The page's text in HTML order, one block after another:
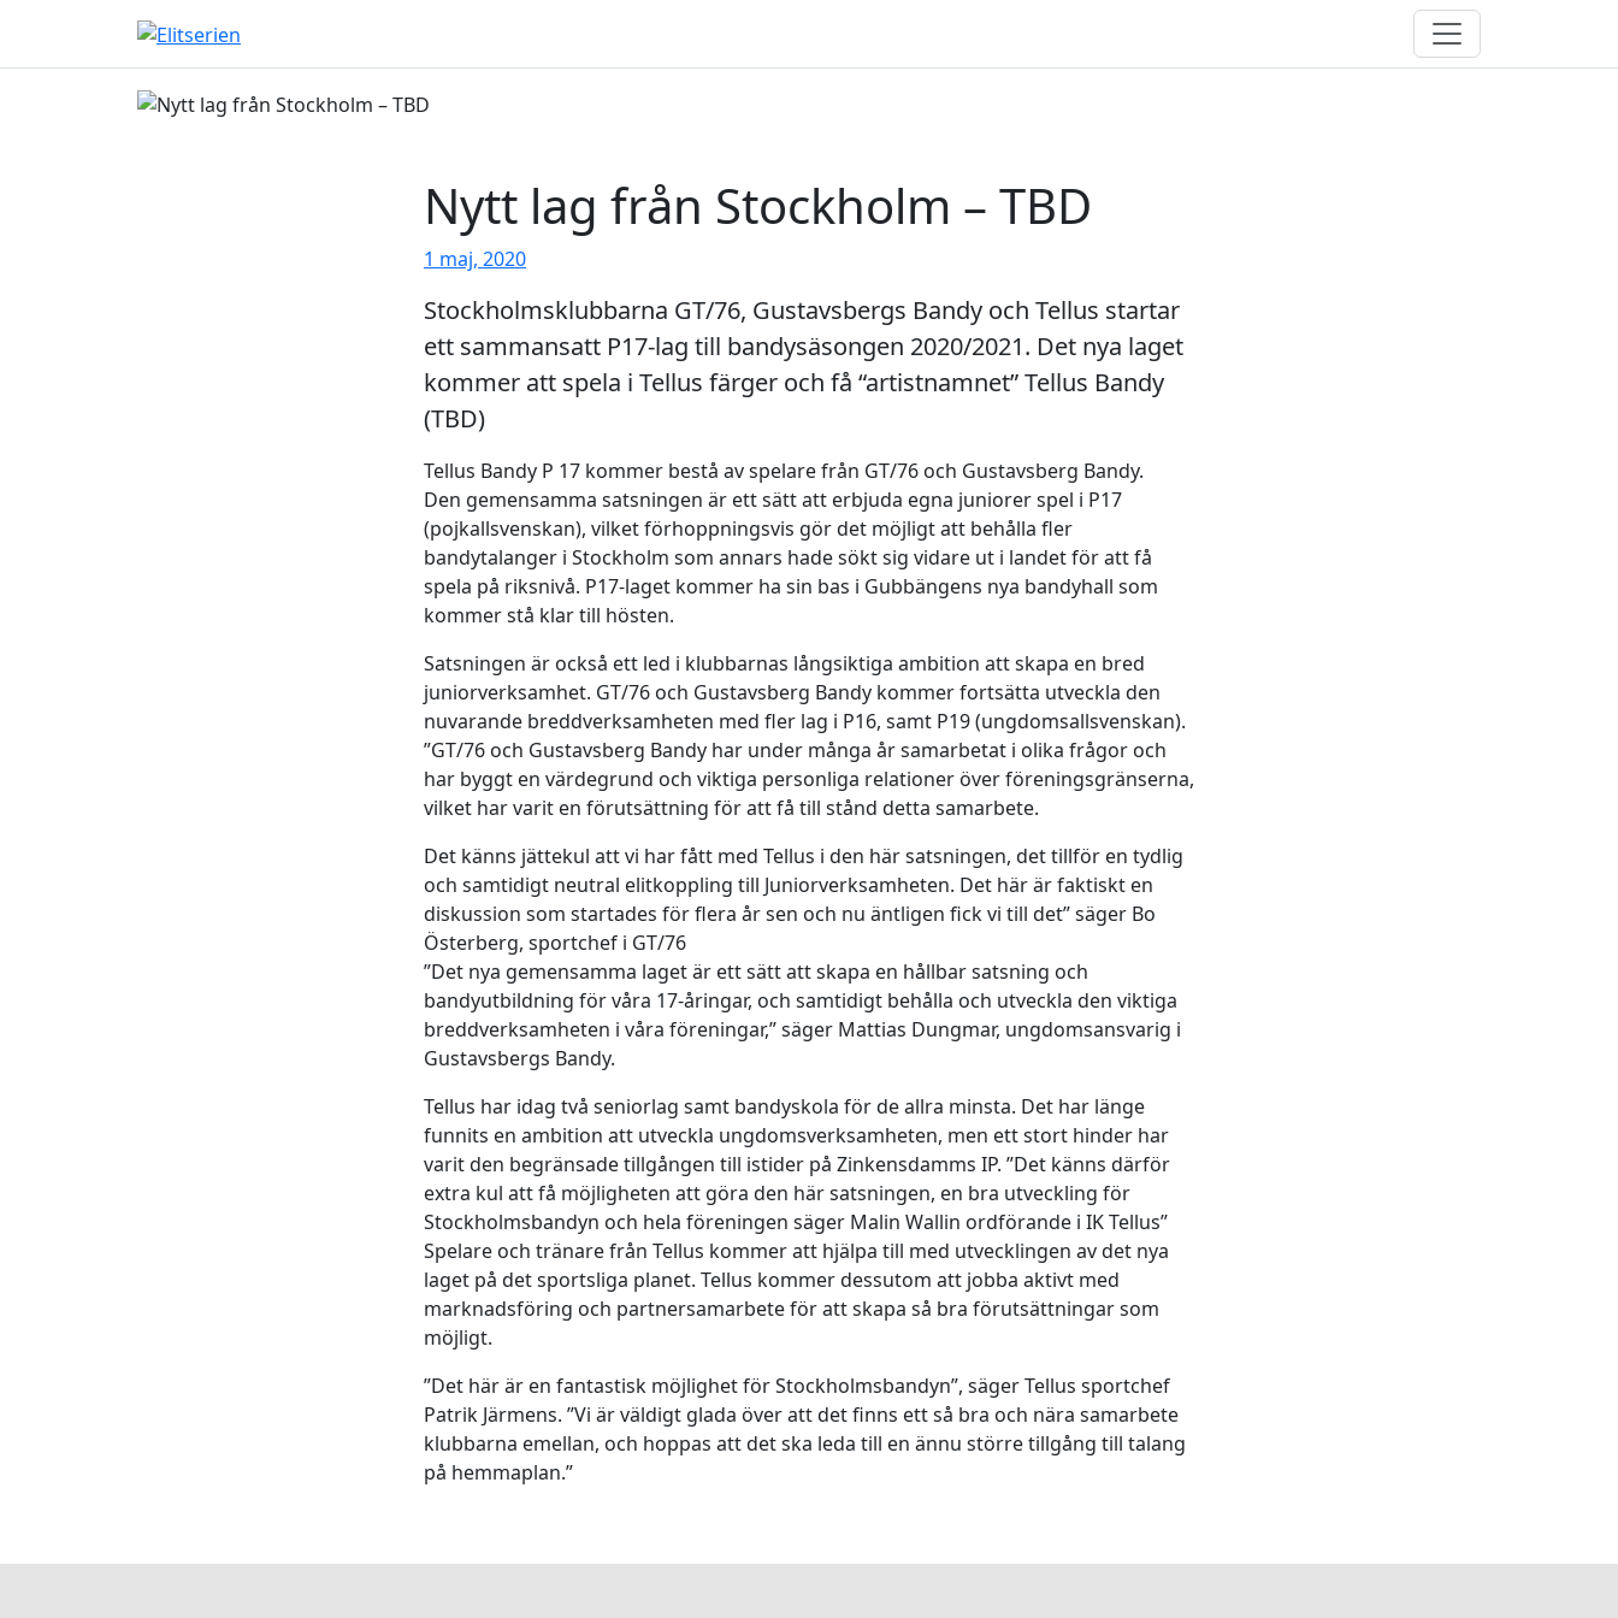
Meny
Nytt lag från Stockholm – TBD
1 maj, 2020
Stockholmsklubbarna GT/76, Gustavsbergs Bandy och Tellus startar
ett sammansatt P17-lag till bandysäsongen 2020/2021. Det nya laget
kommer att spela i Tellus färger och få “artistnamnet” Tellus Bandy
(TBD)
Tellus Bandy P 17 kommer bestå av spelare från GT/76 och Gustavsberg Bandy.
Den gemensamma satsningen är ett sätt att erbjuda egna juniorer spel i P17
(pojkallsvenskan), vilket förhoppningsvis gör det möjligt att behålla fler
bandytalanger i Stockholm som annars hade sökt sig vidare ut i landet för att få
spela på riksnivå. P17-laget kommer ha sin bas i Gubbängens nya bandyhall som
kommer stå klar till hösten.
Satsningen är också ett led i klubbarnas långsiktiga ambition att skapa en bred
juniorverksamhet. GT/76 och Gustavsberg Bandy kommer fortsätta utveckla den
nuvarande breddverksamheten med fler lag i P16, samt P19 (ungdomsallsvenskan).
”GT/76 och Gustavsberg Bandy har under många år samarbetat i olika frågor och
har byggt en värdegrund och viktiga personliga relationer över föreningsgränserna,
vilket har varit en förutsättning för att få till stånd detta samarbete.
Det känns jättekul att vi har fått med Tellus i den här satsningen, det tillför en tydlig
och samtidigt neutral elitkoppling till Juniorverksamheten. Det här är faktiskt en
diskussion som startades för flera år sen och nu äntligen fick vi till det” säger Bo
Österberg, sportchef i GT/76
”Det nya gemensamma laget är ett sätt att skapa en hållbar satsning och
bandyutbildning för våra 17-åringar, och samtidigt behålla och utveckla den viktiga
breddverksamheten i våra föreningar,” säger Mattias Dungmar, ungdomsansvarig i
Gustavsbergs Bandy.
Tellus har idag två seniorlag samt bandyskola för de allra minsta. Det har länge
funnits en ambition att utveckla ungdomsverksamheten, men ett stort hinder har
varit den begränsade tillgången till istider på Zinkensdamms IP. ”Det känns därför
extra kul att få möjligheten att göra den här satsningen, en bra utveckling för
Stockholmsbandyn och hela föreningen säger Malin Wallin ordförande i IK Tellus”
Spelare och tränare från Tellus kommer att hjälpa till med utvecklingen av det nya
laget på det sportsliga planet. Tellus kommer dessutom att jobba aktivt med
marknadsföring och partnersamarbete för att skapa så bra förutsättningar som
möjligt.
”Det här är en fantastisk möjlighet för Stockholmsbandyn”, säger Tellus sportchef
Patrik Järmens. ”Vi är väldigt glada över att det finns ett så bra och nära samarbete
klubbarna emellan, och hoppas att det ska leda till en ännu större tillgång till talang
på hemmaplan.”